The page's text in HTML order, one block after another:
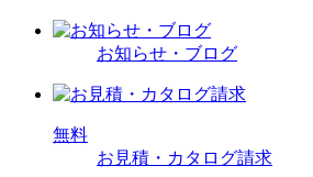
お知らせ・ブログ
無料
お見積・カタログ請求